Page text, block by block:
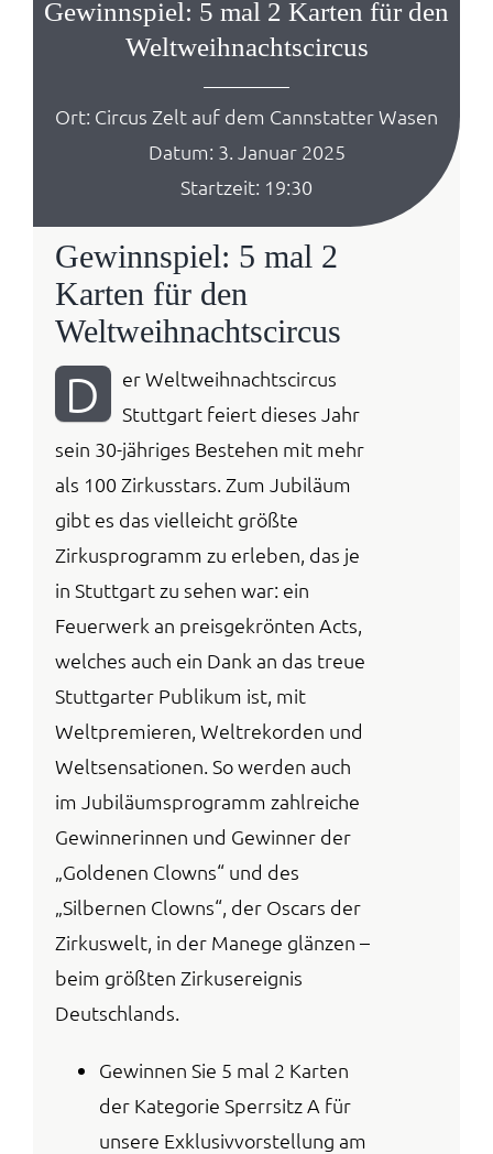
Gewinnspiel: 5 mal 2 Karten für den
Weltweihnachtscircus
Ort: Circus Zelt auf dem Cannstatter Wasen
Datum: 3. Januar 2025
Startzeit: 19:30
Gewinnspiel: 5 mal 2
Karten für den
Weltweihnachtscircus
D
er Weltweihnachtscircus
Stuttgart feiert dieses Jahr
sein 30-jähriges Bestehen mit mehr
als 100 Zirkusstars. Zum Jubiläum
gibt es das vielleicht größte
Zirkusprogramm zu erleben, das je
in Stuttgart zu sehen war: ein
Feuerwerk an preisgekrönten Acts,
welches auch ein Dank an das treue
Stuttgarter Publikum ist, mit
Weltpremieren, Weltrekorden und
Weltsensationen. So werden auch
im Jubiläumsprogramm zahlreiche
Gewinnerinnen und Gewinner der
„Goldenen Clowns“ und des
„Silbernen Clowns“, der Oscars der
Zirkuswelt, in der Manege glänzen –
beim größten Zirkusereignis
Deutschlands.
Gewinnen Sie 5 mal 2 Karten
der Kategorie Sperrsitz A für
unsere Exklusivvorstellung am